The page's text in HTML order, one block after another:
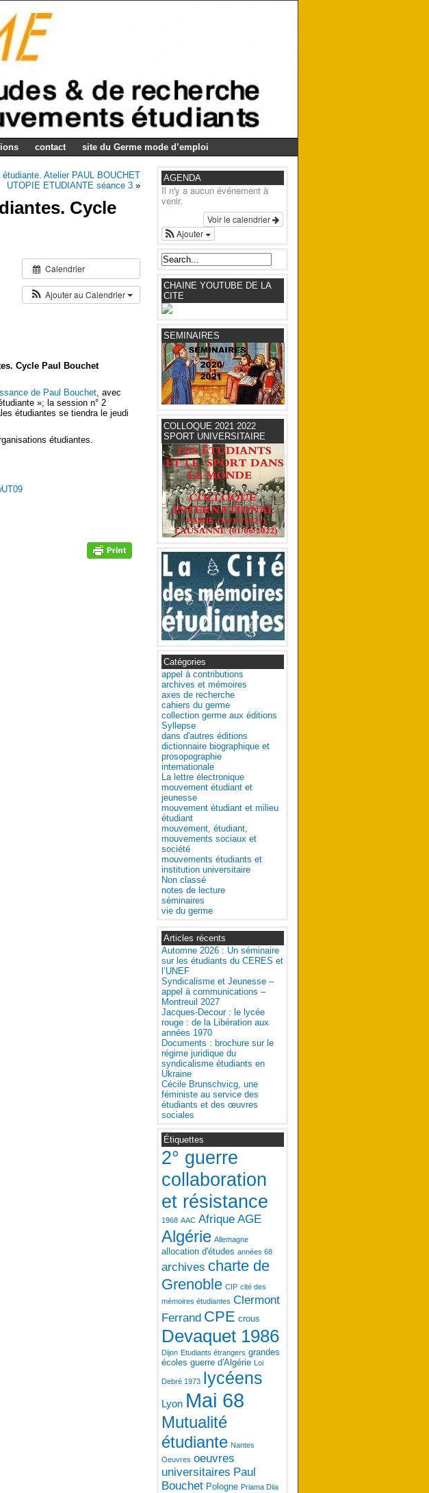
contact site du Germe mode d’emploi
Atelier PAUL BOUCHET
UTOPIE ETUDIANTE séance 3 »
Cycle
Calendrier
Ajouter au Calendrier
Cycle Paul Bouchet
de Paul Bouchet, avec
»; la session n° 2
étudiantes se tiendra le jeudi
étudiantes.
AGENDA
Il n'y a aucun événement à
venir.
Voir le calendrier
Ajouter
CHAINE YOUTUBE DE LA
CITE
SEMINAIRES
COLLOQUE 2021 2022
SPORT UNIVERSITAIRE
Catégories
appel à contributions
archives et mémoires
axes de recherche
cahiers du germe
collection germe aux éditions
Syllepse
dans d'autres éditions
dictionnaire biographique et
prosopographie
internationale
La lettre électronique
mouvement étudiant et
jeunesse
mouvement étudiant et milieu
étudiant
mouvement, étudiant,
mouvements sociaux et
société
mouvements étudiants et
institution universitaire
Non classé
notes de lecture
séminaires
vie du germe
Articles récents
Automne 2026 : Un séminaire
sur les étudiants du CERES et
l’UNEF
Syndicalisme et Jeunesse –
appel à communications –
Montreuil 2027
Jacques-Decour : le lycée
rouge : de la Libération aux
années 1970
Documents : brochure sur le
régime juridique du
syndicalisme étudiants en
Ukraine
Cécile Brunschvicg, une
féministe au service des
étudiants et des œuvres
sociales
Étiquettes
2° guerre
collaboration
et résistance
1968 AAC Afrique AGE
Algérie Allemagne
allocation d'études années 68
archives charte de
Grenoble CIP cité des
mémoires étudiantes Clermont
Ferrand CPE crous
Devaquet 1986
Dijon Etudiants étrangers grandes
écoles guerre d'Algérie Loi
Debré 1973 lycéens
Lyon Mai 68
Mutualité
étudiante Nantes
Oeuvres oeuvres
universitaires Paul
Bouchet Pologne Priama Diia